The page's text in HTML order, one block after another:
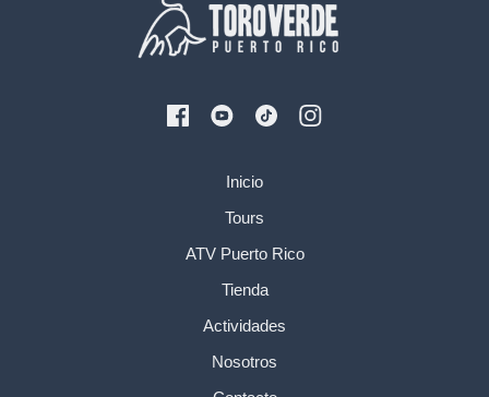
Inicio
Tours
ATV Puerto Rico
Tienda
Actividades
Nosotros